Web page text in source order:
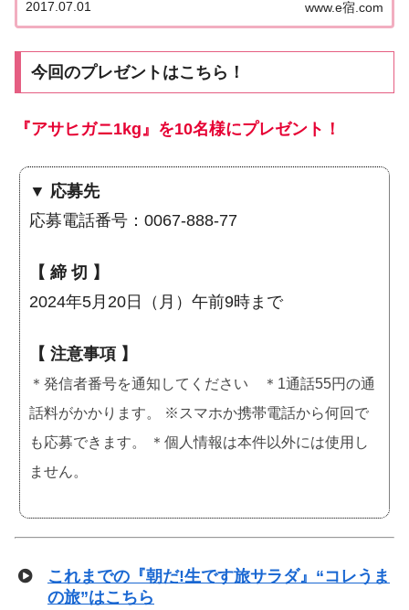
す♪コレうまの旅「宮崎県・都城市」「ヒロドが行
く!日本縦断コレうまの旅」今週は、宮崎...
www.e宿.com
2017.07.01
今回のプレゼントはこちら！
『アサヒガニ1kg』を10名様にプレゼント！
▼ 応募先
応募電話番号：0067-888-77
【 締 切 】
2024年5月20日（月）午前9時まで
【 注意事項 】
＊発信者番号を通知してください ＊1通話55円の通
話料がかかります。 ※スマホか携帯電話から何回で
も応募できます。 ＊個人情報は本件以外には使用し
ません。
これまでの『朝だ!生です旅サラダ』“コレうま
の旅”はこちら